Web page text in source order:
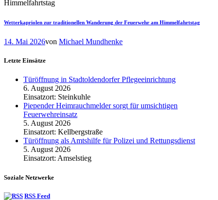
Wetterkapriolen zur traditionellen Wanderung der Feuerwehr am Himmelfahrtstag
14. Mai 2026von Michael Mundhenke
Letzte Einsätze
Türöffnung in Stadtoldendorfer Pflegeeinrichtung
6. August 2026
Einsatzort: Steinkuhle
Piepender Heimrauchmelder sorgt für umsichtigen
Feuerwehreinsatz
5. August 2026
Einsatzort: Kellbergstraße
Türöffnung als Amtshilfe für Polizei und Rettungsdienst
5. August 2026
Einsatzort: Amselstieg
Soziale Netzwerke
RSS Feed